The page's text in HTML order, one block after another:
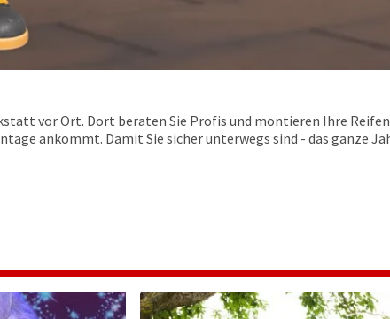
vor Ort. Dort beraten Sie Profis und montieren Ihre Reifen
ankommt. Damit Sie sicher unterwegs sind - das ganze